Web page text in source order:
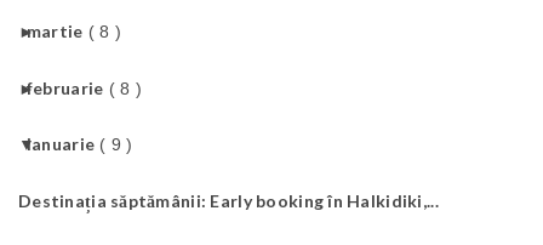
►
martie ( 8 )
►
februarie ( 8 )
▼
ianuarie ( 9 )
Destinația săptămânii: Early booking în Halkidiki,...